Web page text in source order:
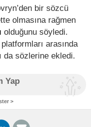
bir sözcü
olmasına rağmen
olduğunu söyledi.
arasında
da sözlerine ekledi.
Yap
>